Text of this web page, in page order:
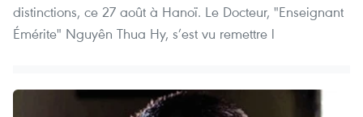
distinctions, ce 27 août à Hanoï. Le Docteur, "Enseignant
Émérite" Nguyên Thua Hy, s’est vu remettre l